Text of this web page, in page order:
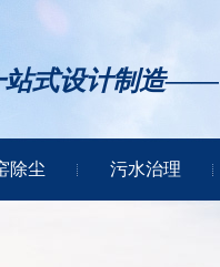
站式设计制造——
除尘 污水治理